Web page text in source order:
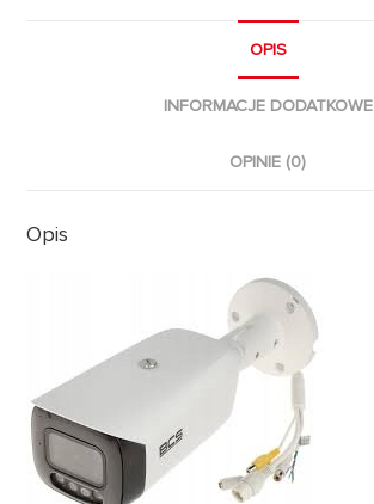
OPIS
INFORMACJE DODATKOWE
OPINIE (0)
Opis